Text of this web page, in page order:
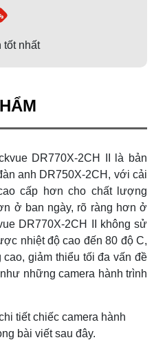
tốt nhất
DR770X-2CH II là bản
anh DR750X-2CH, với cải
cấp hơn cho chất lượng
ở ban ngày, rõ ràng hơn ở
DR770X-2CH II không sử
nhiệt độ cao đến 80 độ C,
giảm thiểu tối đa vấn đề
những camera hành trình
tiết chiếc camera hành
bài viết sau đây.